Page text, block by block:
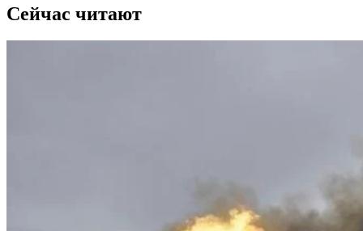
Сейчас читают